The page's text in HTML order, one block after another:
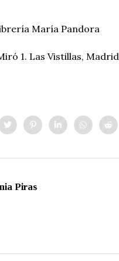
María Pandora
1. Las Vistillas, Madrid
Piras